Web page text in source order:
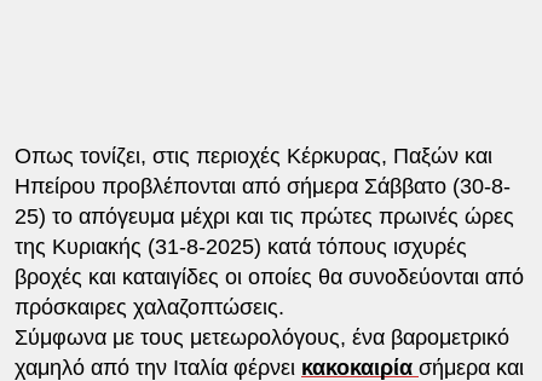
Οπως τονίζει, στις περιοχές Κέρκυρας, Παξών και
Ηπείρου προβλέπονται από σήμερα Σάββατο (30-8-
25) το απόγευμα μέχρι και τις πρώτες πρωινές ώρες
της Κυριακής (31-8-2025) κατά τόπους ισχυρές
βροχές και καταιγίδες οι οποίες θα συνοδεύονται από
πρόσκαιρες χαλαζοπτώσεις.
Σύμφωνα με τους μετεωρολόγους, ένα βαρομετρικό
χαμηλό από την Ιταλία φέρνει κακοκαιρία σήμερα και